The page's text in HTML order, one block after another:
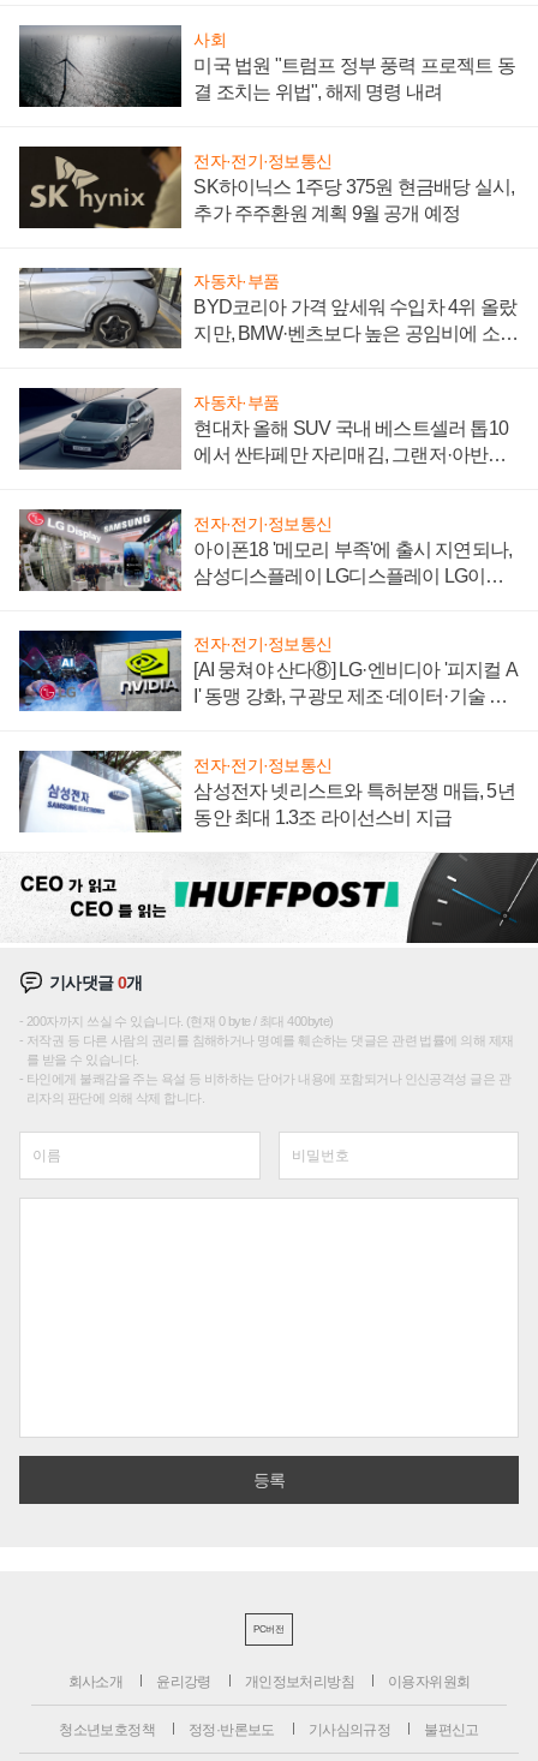
사회
미국 법원 "트럼프 정부 풍력 프로젝트 동
결 조치는 위법", 해제 명령 내려
전자·전기·정보통신
SK하이닉스 1주당 375원 현금배당 실시,
추가 주주환원 계획 9월 공개 예정
자동차·부품
BYD코리아 가격 앞세워 수입차 4위 올랐
지만, BMW·벤츠보다 높은 공임비에 소비
자동차·부품
현대차 올해 SUV 국내 베스트셀러 톱10
에서 싼타페만 자리매김, 그랜저·아반떼
전자·전기·정보통신
아이폰18 '메모리 부족'에 출시 지연되나,
삼성디스플레이 LG디스플레이 LG이노
전자·전기·정보통신
[AI 뭉쳐야 산다⑧] LG·엔비디아 '피지컬 A
I' 동맹 강화, 구광모 제조·데이터·기술 결
전자·전기·정보통신
삼성전자 넷리스트와 특허분쟁 매듭, 5년
동안 최대 1.3조 라이선스비 지급
기사댓글0개
200자까지 쓰실 수 있습니다. (현재 0 byte / 최대 400byte)
저작권 등 다른 사람의 권리를 침해하거나 명예를 훼손하는 댓글은 관련 법률에 의해 제재
를 받을 수 있습니다.
타인에게 불쾌감을 주는 욕설 등 비하하는 단어가 내용에 포함되거나 인신공격성 글은 관
리자의 판단에 의해 삭제 합니다.
PC버전
회사소개 윤리강령 개인정보처리방침 이용자위원회
청소년보호정책 정정·반론보도 기사심의규정 불편신고